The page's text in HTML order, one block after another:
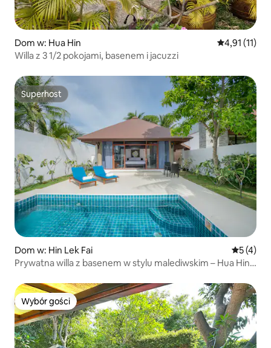
Dom w: Hua Hin Średnia
4,91 (11)
Willa z 3 1/2 pokojami, basenem i jacuzzi
Superhost
Superhost
Dom w: Hin Lek Fai Średnia
5 (4)
Prywatna willa z basenem w stylu malediwskim – Hua Hin
Wybór gości
Wybór gości